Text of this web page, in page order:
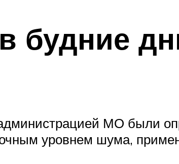
будние
МО были
уровнем шума,